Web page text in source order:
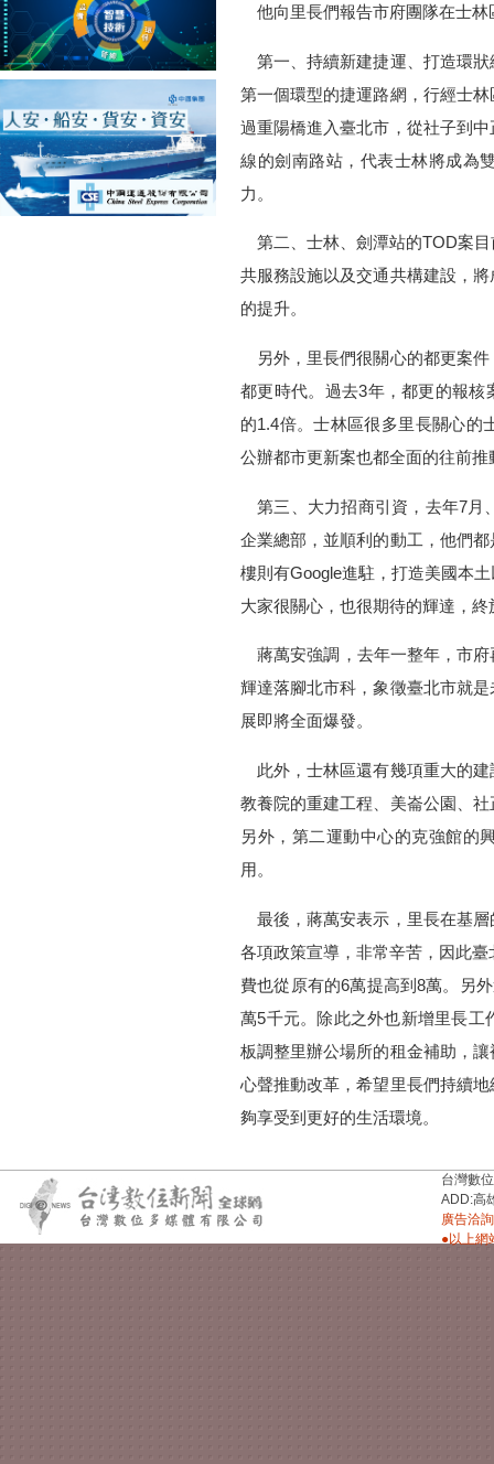
他向里長們報告市府團隊在士林
第一、持續新建捷運、打造環狀
第一個環型的捷運路網，行經士
過重陽橋進入臺北市，從社子到
線的劍南路站，代表士林將成為
力。
第二、士林、劍潭站的TOD案
共服務設施以及交通共構建設，
的提升。
另外，里長們很關心的都更案件
都更時代。過去3年，都更的報核
的1.4倍。士林區很多里長關心的
公辦都市更新案也都全面的往前推
第三、大力招商引資，去年7月
企業總部，並順利的動工，他們
樓則有Google進駐，打造美國本
大家很關心，也很期待的輝達，
蔣萬安強調，去年一整年，市府
輝達落腳北市科，象徵臺北市就
展即將全面爆發。
此外，士林區還有幾項重大的建
教養院的重建工程、美崙公園、
另外，第二運動中心的克強館的
用。
最後，蔣萬安表示，里長在基層
各項政策宣導，非常辛苦，因此
費也從原有的6萬提高到8萬。另
萬5千元。除此之外也新增里長工
板調整里辦公場所的租金補助，
心聲推動改革，希望里長們持續
夠享受到更好的生活環境。
台灣數
ADD:高
廣告洽
●以上網